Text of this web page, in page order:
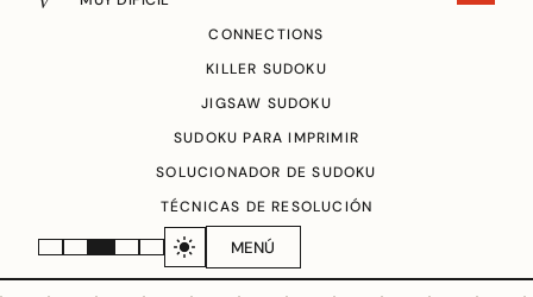
MENÚ
CONNECTIONS
KILLER SUDOKU
JIGSAW SUDOKU
SUDOKU PARA IMPRIMIR
SOLUCIONADOR DE SUDOKU
TÉCNICAS DE RESOLUCIÓN